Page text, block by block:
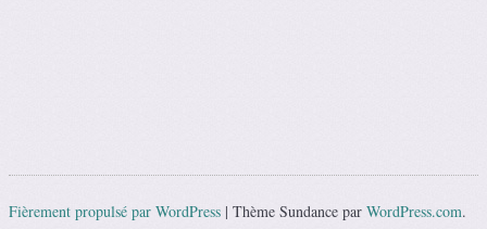
Fièrement propulsé par WordPress | Thème Sundance par WordPress.com.